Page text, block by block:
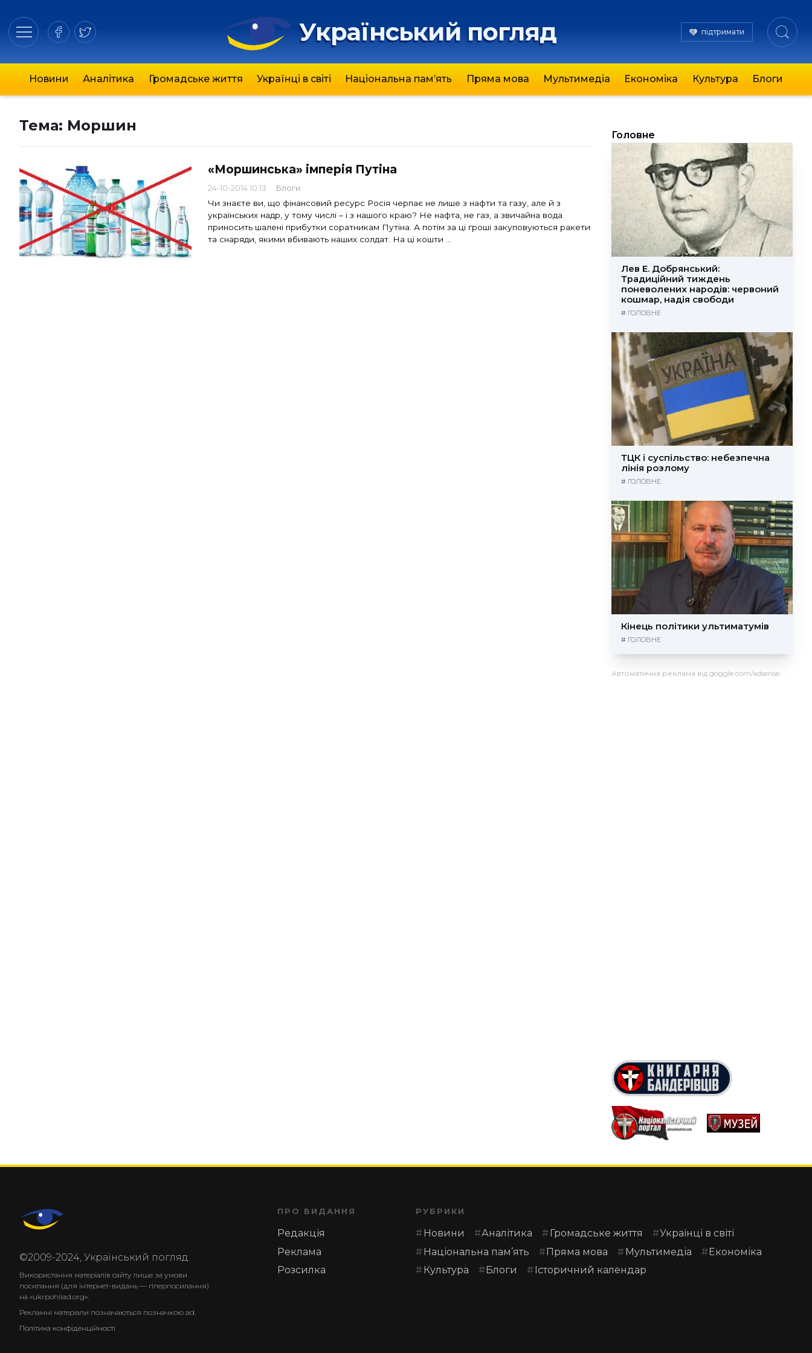
Український погляд підтримати
Новини Аналітика Громадське життя Українці в світі Національна пам’ять Пряма мова Мультимедіа Економіка Культура Блоги
Тема: Моршин
«Моршинська» імперія Путіна
24-10-2014 10:13 Блоги
Чи знаєте ви, що фінансовий ресурс Росія черпає не лише з нафти та газу, але й з
українських надр, у тому числі – і з нашого краю? Не нафта, не газ, а звичайна вода
приносить шалені прибутки соратникам Путіна. А потім за ці гроші закуповуються ракети
та снаряди, якими вбивають наших солдат. На ці кошти …
Головне
Лев Е. Добрянський:
Традиційний тиждень
поневолених народів: червоний
кошмар, надія свободи
# ГОЛОВНЕ
ТЦК і суспільство: небезпечна
лінія розлому
# ГОЛОВНЕ
Кінець політики ультиматумів
# ГОЛОВНЕ
Автоматична реклама від goggle.com/adsense:
©2009-2024, Український погляд.
Використання матеріалів сайту лише за умови
посилання (для інтернет-видань — гіперпосилання)
на «ukrpohliad.org».
Рекламні матеріали позначаються позначкою ad.
Політика конфіденційності
ПРО ВИДАННЯ
Редакція
Реклама
Розсилка
РУБРИКИ
Новини Аналітика Громадське життя
Українці в світі
Національна пам’ять
Пряма мова Мультимедіа
Економіка
Культура
Блоги Історичний календар